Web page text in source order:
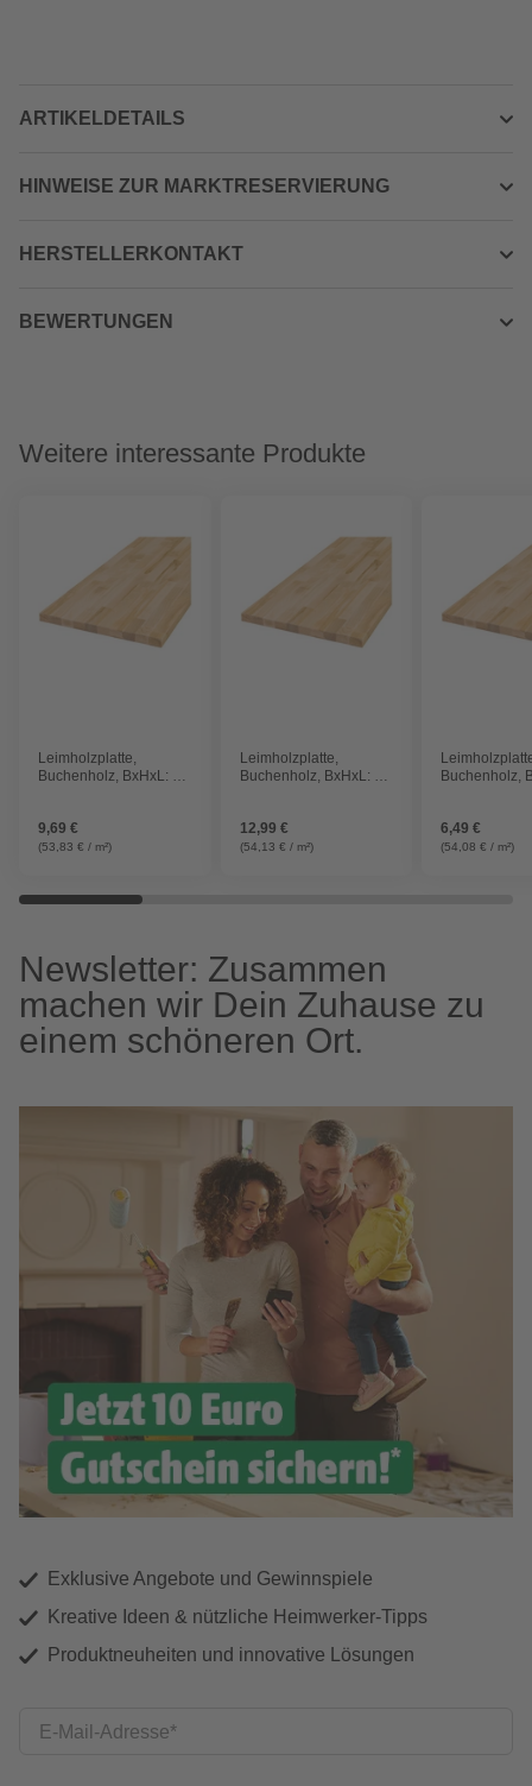
ARTIKELDETAILS
HINWEISE ZUR MARKTRESERVIERUNG
HERSTELLERKONTAKT
BEWERTUNGEN
Weitere interessante Produkte
Leimholzplatte,
Buchenholz, BxHxL: 30
9,69 €
(53,83 € / m²)
Leimholzplatte,
Buchenholz, BxHxL: 40
12,99 €
(54,13 € / m²)
Buchenholz,
6,49 €
(54,08 € / m²)
Newsletter: Zusammen
machen wir Dein Zuhause zu
einem schöneren Ort.
Exklusive Angebote und Gewinnspiele
Kreative Ideen & nützliche Heimwerker-Tipps
Produktneuheiten und innovative Lösungen
E-Mail-Adresse